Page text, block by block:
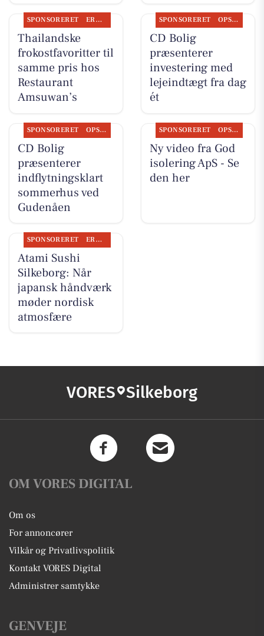
SPONSORERET ERHVERV
Thailandske
frokostfavoritter til
samme pris hos
Restaurant
Amsuwan’s
SPONSORERET OPSLAGSTAVLEN
CD Bolig
præsenterer
investering med
lejeindtægt fra dag
ét
SPONSORERET OPSLAGSTAVLEN
CD Bolig
præsenterer
indflytningsklart
sommerhus ved
Gudenåen
SPONSORERET OPSLAGSTAVLEN
Ny video fra God
isolering ApS - Se
den her
SPONSORERET ERHVERV
Atami Sushi
Silkeborg: Når
japansk håndværk
møder nordisk
atmosfære
VORES Silkeborg
OM VORES DIGITAL
Om os
For annoncører
Vilkår og Privatlivspolitik
Kontakt VORES Digital
Administrer samtykke
GENVEJE